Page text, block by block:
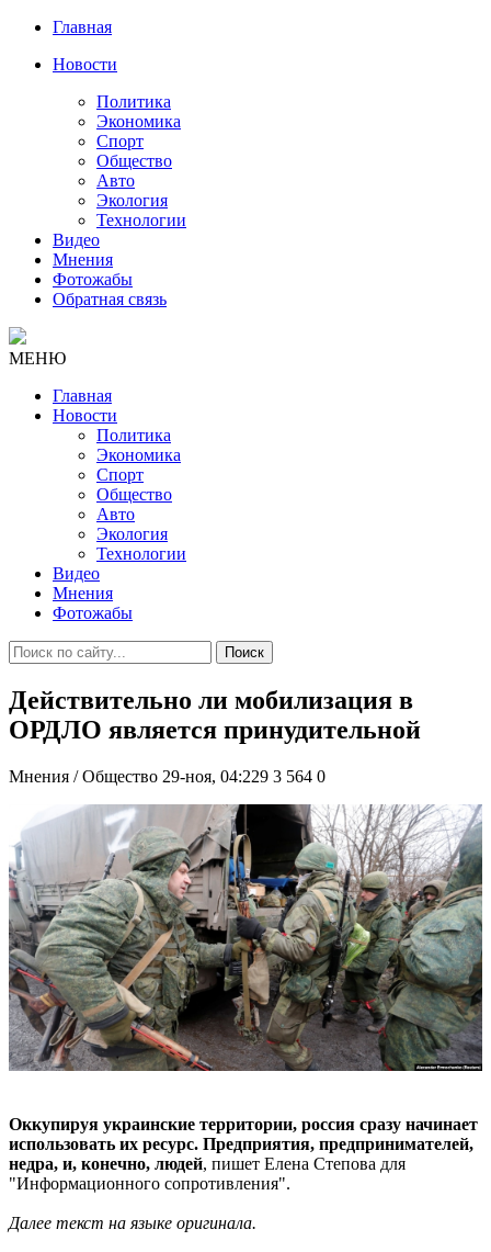
Главная
Новости
Политика
Экономика
Спорт
Общество
Авто
Экология
Технологии
Видео
Мнения
Фотожабы
Обратная связь
МЕНЮ
Главная
Новости
Политика
Экономика
Спорт
Общество
Авто
Экология
Технологии
Видео
Мнения
Фотожабы
Поиск
Действительно ли мобилизация в
ОРДЛО является принудительной
Мнения / Общество 29-ноя, 04:229 3 564 0
Оккупируя украинские территории, россия сразу начинает
использовать их ресурс. Предприятия, предпринимателей,
недра, и, конечно, людей, пишет Елена Степова для
"Информационного сопротивления".
Далее текст на языке оригинала.